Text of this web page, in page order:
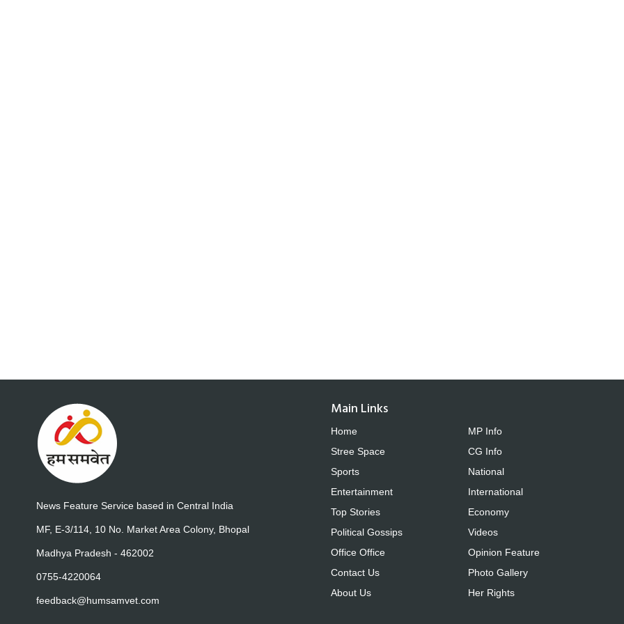
News Feature Service based in Central India
MF, E-3/114, 10 No. Market Area Colony, Bhopal
Madhya Pradesh - 462002
0755-4220064
feedback@humsamvet.com
Main Links
Home
Stree Space
Sports
Entertainment
Top Stories
Political Gossips
Office Office
Contact Us
About Us
MP Info
CG Info
National
International
Economy
Videos
Opinion Feature
Photo Gallery
Her Rights